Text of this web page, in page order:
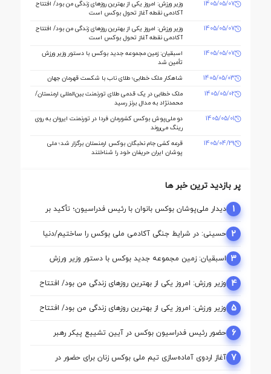
1405/05/07
وزیر ورزش: امروز یکی از بهترین روزهای زندگی من بود/ افتتاح
آکادمی نقطه آغاز تحول بوکس است
1405/05/07
وزیر ورزش: امروز یکی از بهترین روزهای زندگی من بود/ افتتاح
آکادمی نقطه آغاز تحول بوکس است
1405/05/07
اسبقیان: زمین مجموعه جدید بوکس با دستور وزیر ورزش
تأمین شد
1405/05/03
شاهکار ملک‌ خطابی؛ طلای ناب با شکست قهرمان جهان
1405/05/02
ملک‌ خطابی در یک قدمی طلای تورنمنت بین‌المللی ارمنستان/
محمدنژاد به مدال برنز رسید
1405/05/01
دو ملی‌پوش بوکس کشورمان فردا در تورنمنت ایروان به روی
رینگ می‌روند
1405/04/29
قرعه‌ کشی جام نخبگان بوکس ارمنستان برگزار شد؛ ملی‌
پوشان ایران حریفان خود را شناختند
پر بازدید ترین خبر ها
1
دیدار ملی‌پوشان بوکس بانوان با رئیس فدراسیون؛ تأکید بر
حمایت از مسیر آماده‌ سازی برای بازی‌های آسیایی ناگویا
2 حسینی: در شرایط جنگی آکادمی ملی بوکس را ساختیم/دنیا
مالی واقعا نگاه حمایتی از بوکس دارد
3 اسبقیان: زمین مجموعه جدید بوکس با دستور وزیر ورزش
تأمین شد
4 وزیر ورزش: امروز یکی از بهترین روزهای زندگی من بود/ افتتاح
آکادمی نقطه آغاز تحول بوکس است
5 وزیر ورزش: امروز یکی از بهترین روزهای زندگی من بود/ افتتاح
آکادمی نقطه آغاز تحول بوکس است
6 حضور رئیس فدراسیون بوکس در آیین تشییع پیکر رهبر
شهید انقلاب
7 آغاز اردوی آماده‌سازی تیم ملی بوکس زنان برای حضور در
بازی‌های آسیایی ناگویا